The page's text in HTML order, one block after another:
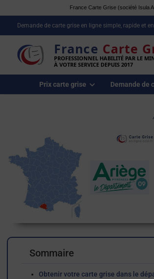
France Carte Grise (société Isula
Demande de carte grise en ligne simple, rapide et
France Carte
PROFESSIONNEL HABILITÉ PAR LE
À VOTRE SERVICE DEPUIS 2017
Prix carte grise Demande de
Sommaire
Obtenir votre carte grise dans le